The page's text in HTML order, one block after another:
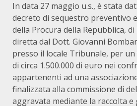
In data 27 maggio u.s., è stata
decreto di sequestro preventivo
della Procura della Repubblica,
diretta dal Dott. Giovanni
presso il locale Tribunale, per
di circa 1.500.000 di euro nei
appartenenti ad una
finalizzata alla commissione di
aggravata mediante la raccolta e